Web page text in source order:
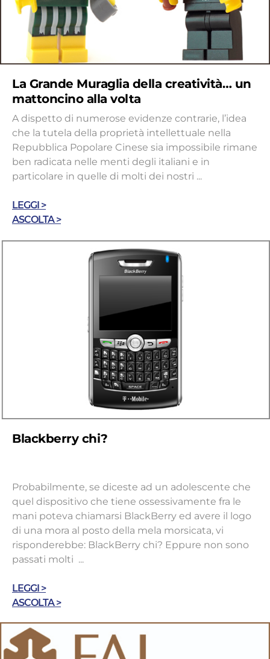
La Grande Muraglia della creatività… un
mattoncino alla volta
A dispetto di numerose evidenze contrarie, l’idea
che la tutela della proprietà intellettuale nella
Repubblica Popolare Cinese sia impossibile rimane
ben radicata nelle menti degli italiani e in
particolare in quelle di molti dei nostri ...
LEGGI >
ASCOLTA >
Blackberry chi?
Probabilmente, se diceste ad un adolescente che
quel dispositivo che tiene ossessivamente fra le
mani poteva chiamarsi BlackBerry ed avere il logo
di una mora al posto della mela morsicata, vi
risponderebbe: BlackBerry chi? Eppure non sono
passati molti ...
LEGGI >
ASCOLTA >